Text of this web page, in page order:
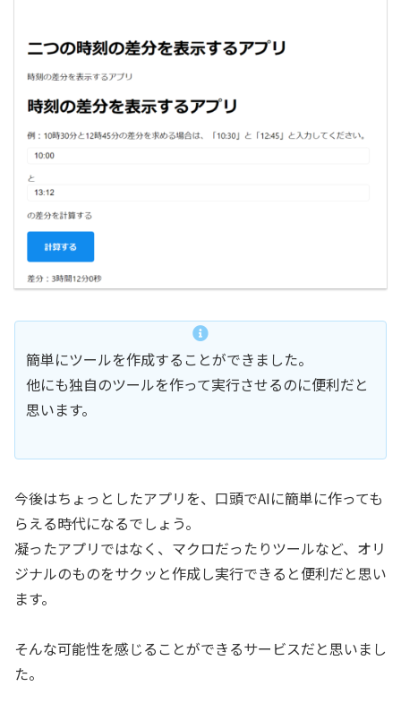
簡単にツールを作成することができました。
他にも独自のツールを作って実行させるのに便利だと
思います。
今後はちょっとしたアプリを、口頭でAIに簡単に作っても
らえる時代になるでしょう。
凝ったアプリではなく、マクロだったりツールなど、オリ
ジナルのものをサクッと作成し実行できると便利だと思い
ます。
そんな可能性を感じることができるサービスだと思いまし
た。